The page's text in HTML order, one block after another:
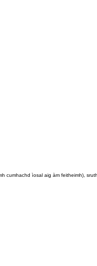
cumhachd ìosal aig àm feitheimh),